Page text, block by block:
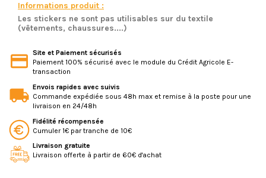
Informations produit :
Les stickers ne sont pas utilisables sur du textile
(vêtements, chaussures....)
Site et Paiement sécurisés
Paiement 100% sécurisé avec le module du Crédit Agricole E-
transaction
Envois rapides avec suivis
Commande expédiée sous 48h max et remise à la poste pour une
livraison en 24/48h
Fidélité récompensée
Cumuler 1€ par tranche de 10€
Livraison gratuite
Livraison offerte à partir de 60€ d'achat